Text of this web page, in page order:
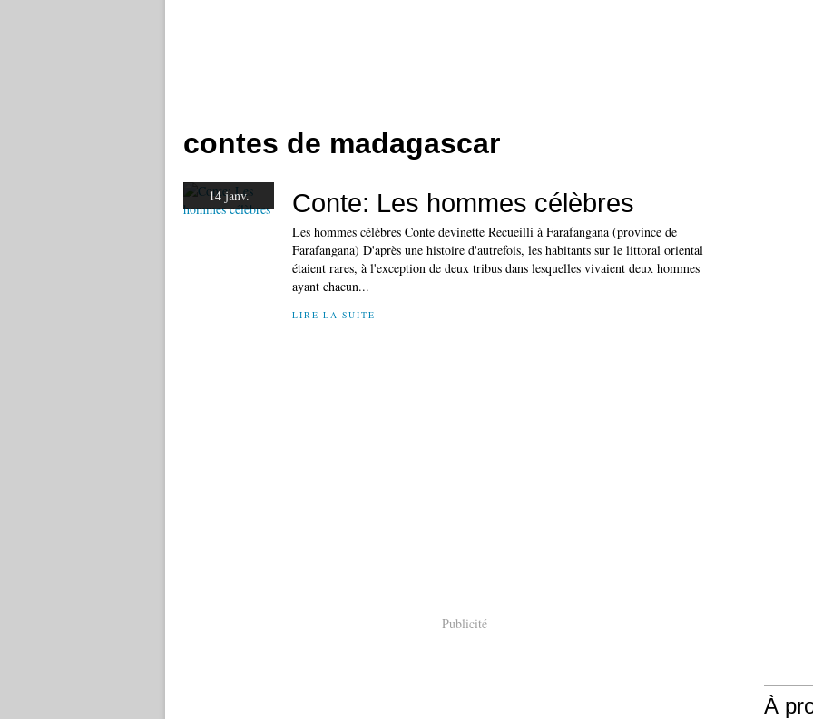
contes de madagascar
14 janv. Conte: Les hommes célèbres
Les hommes célèbres Conte devinette Recueilli à Farafangana (province de
Farafangana) D'après une histoire d'autrefois, les habitants sur le littoral oriental
étaient rares, à l'exception de deux tribus dans lesquelles vivaient deux hommes
ayant chacun...
LIRE LA SUITE
Publicité
À